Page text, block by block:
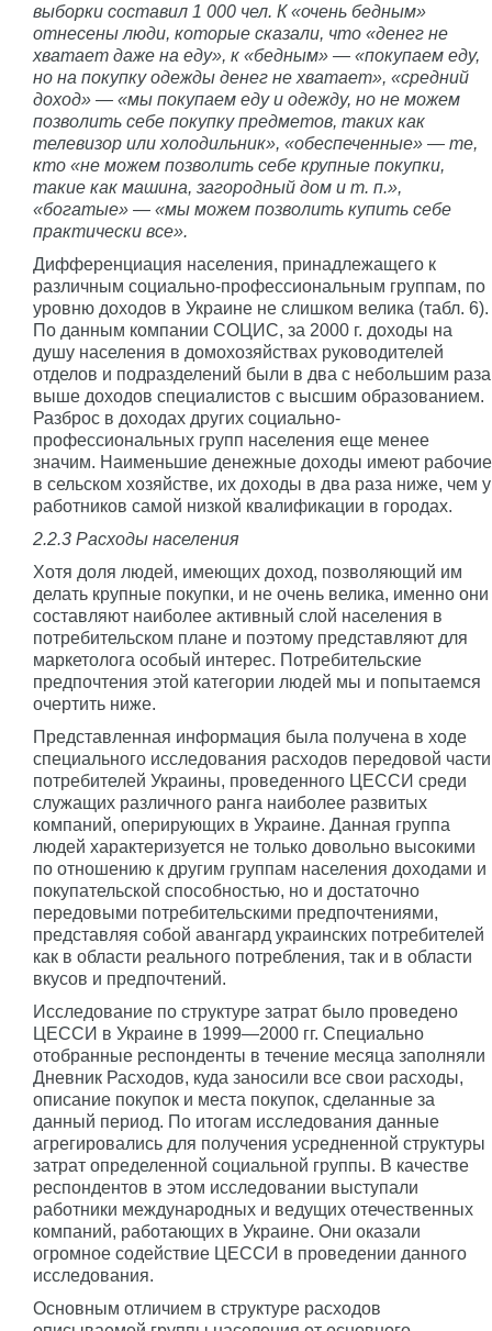
выборки составил 1 000 чел. К «очень бедным»
отнесены люди, которые сказали, что «денег не
хватает даже на еду», к «бедным» — «покупаем еду,
но на покупку одежды денег не хватает», «средний
доход» — «мы покупаем еду и одежду, но не можем
позволить себе покупку предметов, таких как
телевизор или холодильник», «обеспеченные» — те,
кто «не можем позволить себе крупные покупки,
такие как машина, загородный дом и т. п.»,
«богатые» — «мы можем позволить купить себе
практически все».
Дифференциация населения, принадлежащего к
различным социально-профессиональным группам, по
уровню доходов в Украине не слишком велика (табл. 6).
По данным компании СОЦИС, за 2000 г. доходы на
душу населения в домохозяйствах руководителей
отделов и подразделений были в два с небольшим раза
выше доходов специалистов с высшим образованием.
Разброс в доходах других социально-
профессиональных групп населения еще менее
значим. Наименьшие денежные доходы имеют рабочие
в сельском хозяйстве, их доходы в два раза ниже, чем у
работников самой низкой квалификации в городах.
2.2.3 Расходы населения
Хотя доля людей, имеющих доход, позволяющий им
делать крупные покупки, и не очень велика, именно они
составляют наиболее активный слой населения в
потребительском плане и поэтому представляют для
маркетолога особый интерес. Потребительские
предпочтения этой категории людей мы и попытаемся
очертить ниже.
Представленная информация была получена в ходе
специального исследования расходов передовой части
потребителей Украины, проведенного ЦЕССИ среди
служащих различного ранга наиболее развитых
компаний, оперирующих в Украине. Данная группа
людей характеризуется не только довольно высокими
по отношению к другим группам населения доходами и
покупательской способностью, но и достаточно
передовыми потребительскими предпочтениями,
представляя собой авангард украинских потребителей
как в области реального потребления, так и в области
вкусов и предпочтений.
Исследование по структуре затрат было проведено
ЦЕССИ в Украине в 1999—2000 гг. Специально
отобранные респонденты в течение месяца заполняли
Дневник Расходов, куда заносили все свои расходы,
описание покупок и места покупок, сделанные за
данный период. По итогам исследования данные
агрегировались для получения усредненной структуры
затрат определенной социальной группы. В качестве
респондентов в этом исследовании выступали
работники международных и ведущих отечественных
компаний, работающих в Украине. Они оказали
огромное содействие ЦЕССИ в проведении данного
исследования.
Основным отличием в структуре расходов